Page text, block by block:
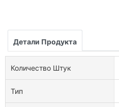
Детали Продукта
Количество Штук
Тип